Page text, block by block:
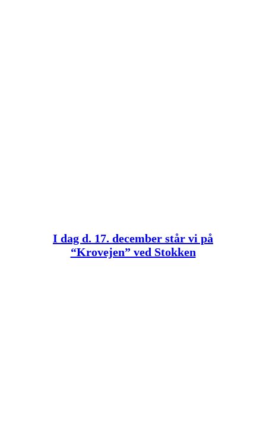
I dag d. 17. december står vi på
“Krovejen” ved Stokken